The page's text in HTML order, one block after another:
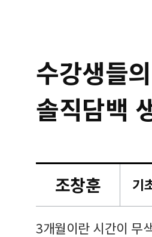
수강생들의
솔직담백
조창훈
3개월이란 시간이 무